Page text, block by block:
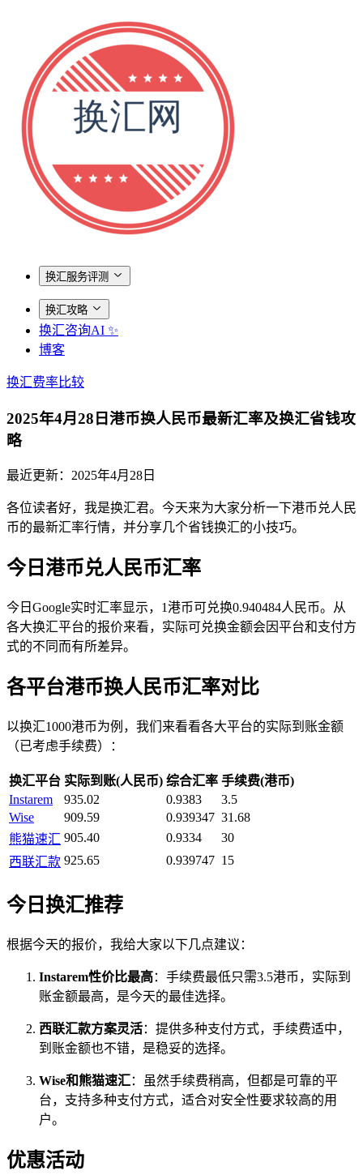
换汇服务评测
换汇攻略
换汇咨询AI ✨
博客
换汇费率比较
2025年4月28日港币换人民币最新汇率及换汇省钱攻
略
最近更新： 2025年4月28日
各位读者好，我是换汇君。今天来为大家分析一下港币兑人民
币的最新汇率行情，并分享几个省钱换汇的小技巧。
今日港币兑人民币汇率
今日Google实时汇率显示，1港币可兑换0.940484人民币。从
各大换汇平台的报价来看，实际可兑换金额会因平台和支付方
式的不同而有所差异。
各平台港币换人民币汇率对比
以换汇1000港币为例，我们来看看各大平台的实际到账金额
（已考虑手续费）：
换汇平台 实际到账(人民币) 综合汇率 手续费(港币)
Instarem
935.02 0.9383
3.5
Wise
909.59 0.939347 31.68
熊猫速汇 905.40 0.9334
30
西联汇款 925.65 0.939747 15
今日换汇推荐
根据今天的报价，我给大家以下几点建议：
Instarem性价比最高：手续费最低只需3.5港币，实际到
账金额最高，是今天的最佳选择。
西联汇款方案灵活：提供多种支付方式，手续费适中，
到账金额也不错，是稳妥的选择。
Wise和熊猫速汇：虽然手续费稍高，但都是可靠的平
台，支持多种支付方式，适合对安全性要求较高的用
户。
优惠活动